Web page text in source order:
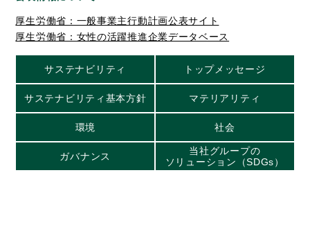
厚生労働省：一般事業主行動計画公表サイト
厚生労働省：女性の活躍推進企業データベース
サステナビリティ トップメッセージ
サステナビリティ基本方針 マテリアリティ
環境 社会
ガバナンス
当社グループの
ソリューション（SDGs）